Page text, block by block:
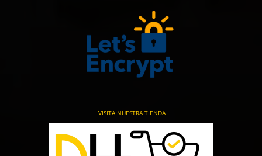
VISITA NUESTRA TIENDA